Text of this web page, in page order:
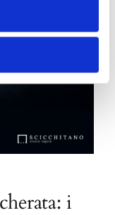
i